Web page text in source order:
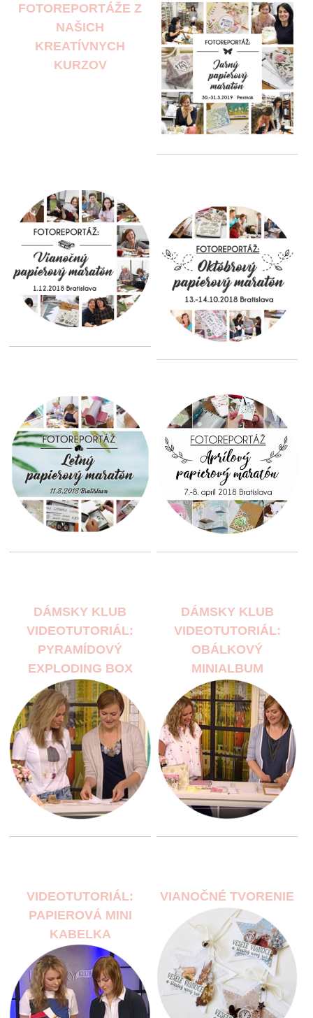
FOTOREPORTÁŽE Z
NAŠICH
KREATÍVNYCH
KURZOV
DÁMSKY KLUB
VIDEOTUTORIÁL:
PYRAMÍDOVÝ
EXPLODING BOX
DÁMSKY KLUB
VIDEOTUTORIÁL:
OBÁLKOVÝ
MINIALBUM
VIDEOTUTORIÁL:
PAPIEROVÁ MINI
KABELKA
VIANOČNÉ TVORENIE